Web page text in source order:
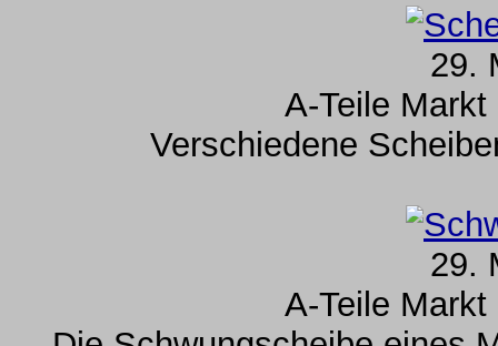
29.
A-Teile
Verschiedene
29.
A-Teile